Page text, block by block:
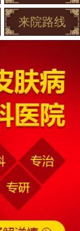
来院路线